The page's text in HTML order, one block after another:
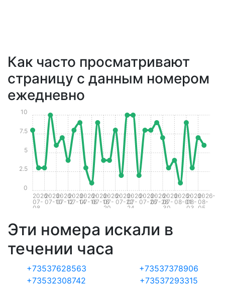
Как часто просматривают
страницу с данным номером
ежедневно
2026-
07-
08
2026-
07-10
2026-
07-12
2026-
07-14
2026-
07-16
2026-
07-18
2026-
07-
20
2026-
07-22
2026-
07-
24
2026-
07-26
2026-
07-28
2026-
07-
30
2026-
08-01
2026-
08-
03
2026-
08-
05
0
2.5
5
7.5
10
Эти номера искали в
течении часа
+73537628563
+73537378906
+73532308742
+73537293315